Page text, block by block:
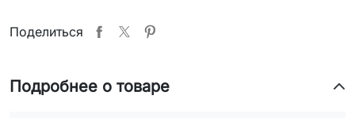
Поделиться
Подробнее о товаре